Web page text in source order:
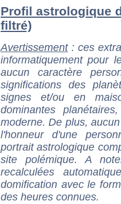
Profil astrologique
filtré)
Avertissement: ces
informatiquement pour
aucun caractère
significations des
signes et/ou en
dominantes
moderne. De plus,
l'honneur d'une
portrait astrologique
site polémique. A
recalculées
domification avec le
des heures connues.